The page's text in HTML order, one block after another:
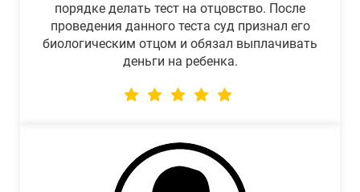
порядке делать тест на отцовство. После
проведения данного теста суд признал его
биологическим отцом и обязал выплачивать
деньги на ребенка.